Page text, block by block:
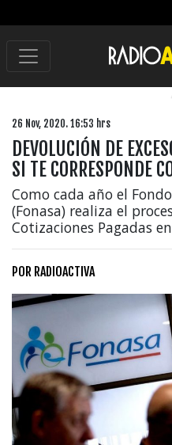
26 Nov, 2020. 16:53 hrs
DEVOLUCIÓN DE
SI TE CORRESPONDE
Como cada año el
(Fonasa) realiza el
Cotizaciones Pagadas en
POR RADIOACTIVA